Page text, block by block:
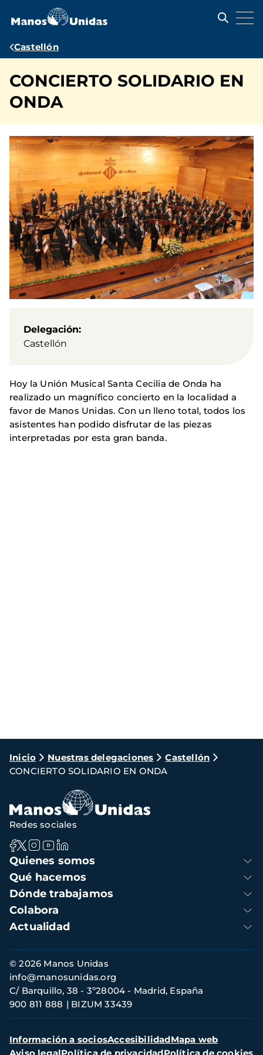
contenido
Ruta
navegación
Castellón
CONCIERTO SOLIDARIO EN
ONDA
Delegación
Castellón
Hoy la Unión Musical Santa Cecilia de Onda ha
realizado un magnífico concierto en la localidad a
favor de Manos Unidas. Con un lleno total, todos los
asistentes han podido disfrutar de las piezas
interpretadas por esta gran banda.
Ruta
de
navegación
Inicio Nuestras delegaciones
Castellón
CONCIERTO SOLIDARIO EN ONDA
Navegación
principal
Quienes somos
Qué hacemos
Dónde trabajamos
Colabora
Actualidad
Redes sociales
Información
de
contacto
© 2026 Manos Unidas
C/ Barquillo, 38 - 3º28004 - Madrid, España
900 811 888
BIZUM 33439
info@manosunidas.org
Menú
secundario
Información a sociosAccesibilidadMapa web